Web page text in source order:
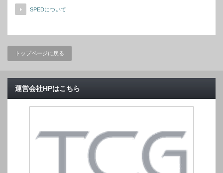
SPEDについて
トップページに戻る
運営会社HPはこちら